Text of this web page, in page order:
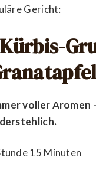
Gericht:
voller Aromen
15 Minuten